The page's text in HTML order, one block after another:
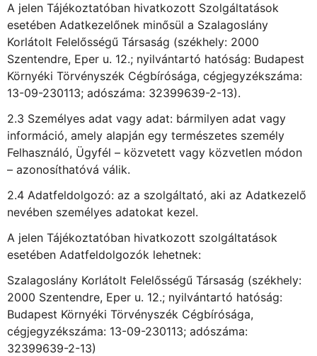
A jelen Tájékoztatóban hivatkozott Szolgáltatások
esetében Adatkezelőnek minősül a Szalagoslány
Korlátolt Felelősségű Társaság (székhely: 2000
Szentendre, Eper u. 12.; nyilvántartó hatóság: Budapest
Környéki Törvényszék Cégbírósága, cégjegyzékszáma:
13-09-230113; adószáma: 32399639-2-13).
2.3 Személyes adat vagy adat: bármilyen adat vagy
információ, amely alapján egy természetes személy
Felhasználó, Ügyfél – közvetett vagy közvetlen módon
– azonosíthatóvá válik.
2.4 Adatfeldolgozó: az a szolgáltató, aki az Adatkezelő
nevében személyes adatokat kezel.
A jelen Tájékoztatóban hivatkozott szolgáltatások
esetében Adatfeldolgozók lehetnek:
Szalagoslány Korlátolt Felelősségű Társaság (székhely:
2000 Szentendre, Eper u. 12.; nyilvántartó hatóság:
Budapest Környéki Törvényszék Cégbírósága,
cégjegyzékszáma: 13-09-230113; adószáma:
32399639-2-13)